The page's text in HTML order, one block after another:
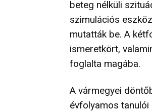
beteg nélküli
szimulációs
mutatták be. A
ismeretkört,
foglalta magába.
A vármegyei
évfolyamos